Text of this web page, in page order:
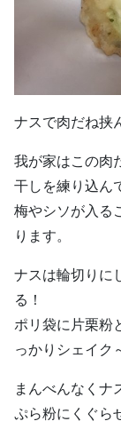
ナスで肉だね挟
我が家はこの肉
干しを練り込ん
梅やシソが入る
ります。
ナスは輪切りに
る！
ポリ袋に片栗粉
っかりシェイク
まんべんなくナ
ぷら粉にくぐら